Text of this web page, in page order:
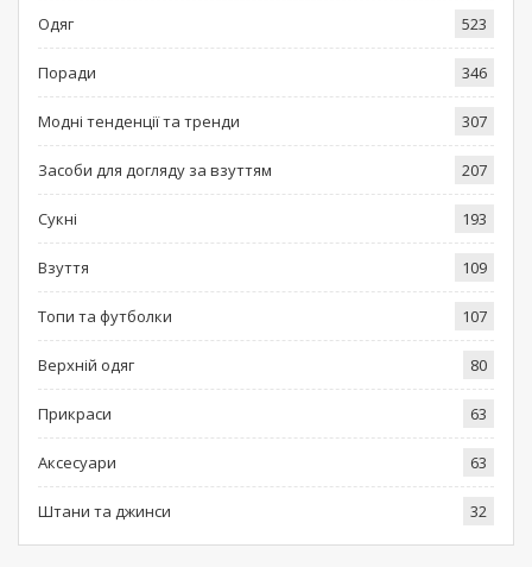
Одяг 523
Поради 346
Модні тенденції та тренди 307
Засоби для догляду за взуттям 207
Сукні 193
Взуття 109
Топи та футболки 107
Верхній одяг 80
Прикраси 63
Аксесуари 63
Штани та джинси 32